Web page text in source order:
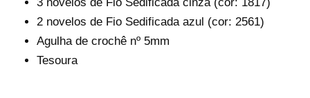
2 novelos de Fio Sedificada azul (cor: 2561)
Agulha de crochê nº 5mm
Tesoura